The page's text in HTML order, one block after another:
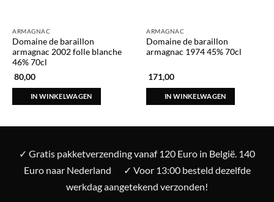
ARMAGNAC
Domaine de baraillon
armagnac 2002 folle blanche
46% 70cl
80,00
IN WINKELWAGEN
ARMAGNAC
Domaine de baraillon
armagnac 1974 45% 70cl
171,00
IN WINKELWAGEN
✓ Gratis pakketverzending vanaf 120 Euro in België. 140
Euro naar Nederland
✓ Voor 13:00 besteld dezelfde
werkdag aangetekend verzonden!